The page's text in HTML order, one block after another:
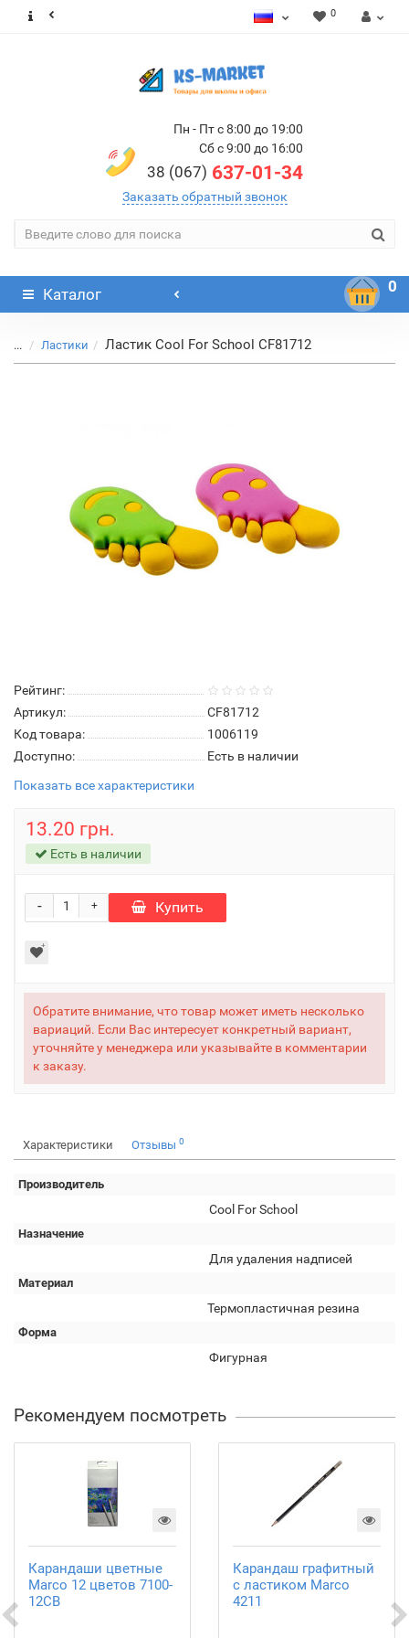
0
Пн - Пт с 8:00 до 19:00
Сб с 9:00 до 16:00
38 (067) 637-01-34
Заказать обратный звонок
Каталог 0
... Ластики Ластик Cool For School CF81712
Рейтинг:
Артикул:
CF81712
Код товара:
1006119
Доступно:
Есть в наличии
Показать все характеристики
13.20 грн.
Есть в наличии
+
- Купить
Обратите внимание, что товар может иметь несколько
вариаций. Если Вас интересует конкретный вариант,
уточняйте у менеджера или указывайте в комментарии
к заказу.
Характеристики Отзывы 0
Производитель
Cool For School
Назначение
Для удаления надписей
Материал
Термопластичная резина
Форма
Фигурная
Рекомендуем посмотреть
Карандаши цветные
Marco 12 цветов 7100-
12CB
Карандаш графитный
с ластиком Marco
4211